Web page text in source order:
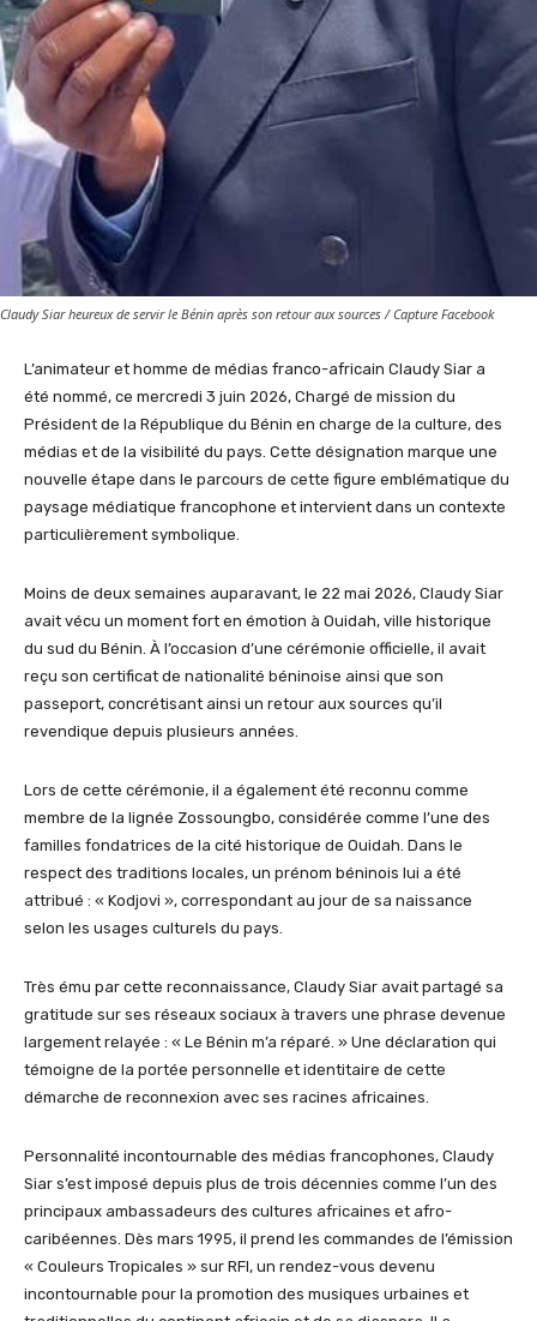
Claudy Siar heureux de servir le Bénin après son retour aux sources / Capture Facebook
L’animateur et homme de médias franco-africain Claudy Siar a
été nommé, ce mercredi 3 juin 2026, Chargé de mission du
Président de la République du Bénin en charge de la culture, des
médias et de la visibilité du pays. Cette désignation marque une
nouvelle étape dans le parcours de cette figure emblématique du
paysage médiatique francophone et intervient dans un contexte
particulièrement symbolique.
Moins de deux semaines auparavant, le 22 mai 2026, Claudy Siar
avait vécu un moment fort en émotion à Ouidah, ville historique
du sud du Bénin. À l’occasion d’une cérémonie officielle, il avait
reçu son certificat de nationalité béninoise ainsi que son
passeport, concrétisant ainsi un retour aux sources qu’il
revendique depuis plusieurs années.
Lors de cette cérémonie, il a également été reconnu comme
membre de la lignée Zossoungbo, considérée comme l’une des
familles fondatrices de la cité historique de Ouidah. Dans le
respect des traditions locales, un prénom béninois lui a été
attribué : « Kodjovi », correspondant au jour de sa naissance
selon les usages culturels du pays.
Très ému par cette reconnaissance, Claudy Siar avait partagé sa
gratitude sur ses réseaux sociaux à travers une phrase devenue
largement relayée : « Le Bénin m’a réparé. » Une déclaration qui
témoigne de la portée personnelle et identitaire de cette
démarche de reconnexion avec ses racines africaines.
Personnalité incontournable des médias francophones, Claudy
Siar s’est imposé depuis plus de trois décennies comme l’un des
principaux ambassadeurs des cultures africaines et afro-
caribéennes. Dès mars 1995, il prend les commandes de l’émission
« Couleurs Tropicales » sur RFI, un rendez-vous devenu
incontournable pour la promotion des musiques urbaines et